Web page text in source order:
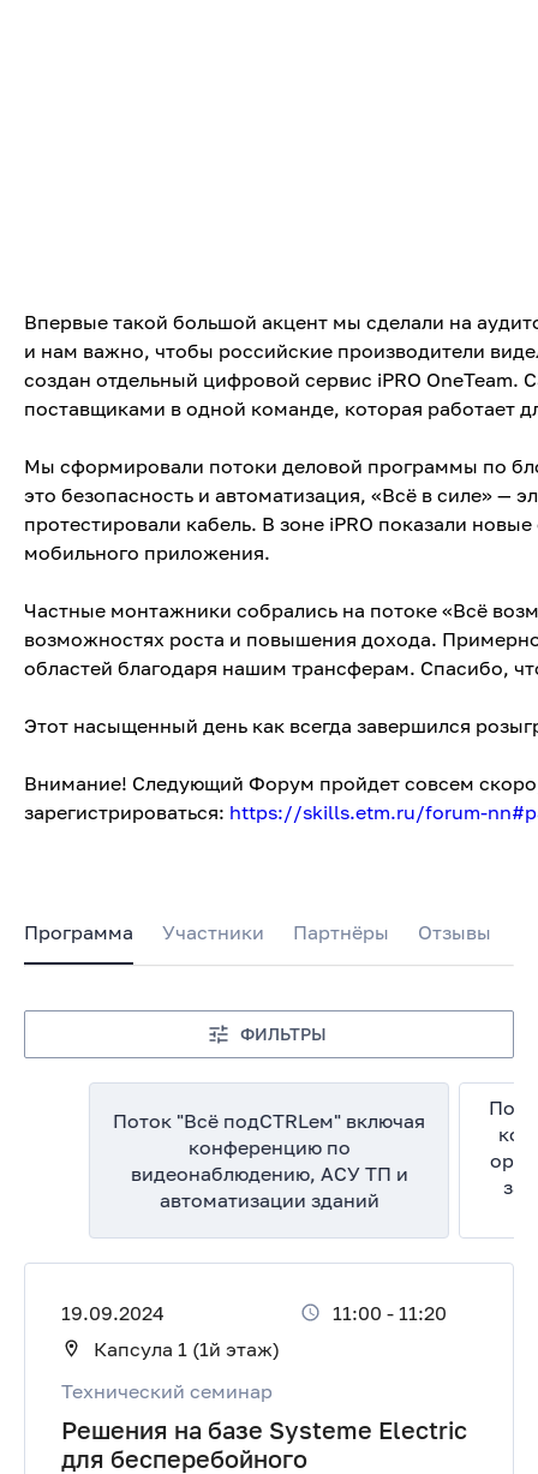
Впервые такой большой акцент мы сделали на
и нам важно, чтобы российские производители
создан отдельный цифровой сервис iPRO OneTeam.
поставщиками в одной команде, которая работает
Мы сформировали потоки деловой программы по
это безопасность и автоматизация, «Всё в силе» —
протестировали кабель. В зоне iPRO показали
мобильного приложения.
Частные монтажники собрались на потоке «Всё
возможностях роста и повышения дохода.
областей благодаря нашим трансферам. Спасибо,
Этот насыщенный день как всегда завершился
Внимание! Следующий Форум пройдет совсем
зарегистрироваться: https://skills.etm.ru/forum-
Программа Участники Партнёры Отзывы
Поток "Всё подCTRLем" включая
конференцию по
видеонаблюдению, АСУ ТП и
автоматизации зданий
ФИЛЬТРЫ
19.09.2024 11:00 - 11:20
Капсула 1 (1й этаж)
Технический семинар
Решения на базе Systeme Electric
для бесперебойного